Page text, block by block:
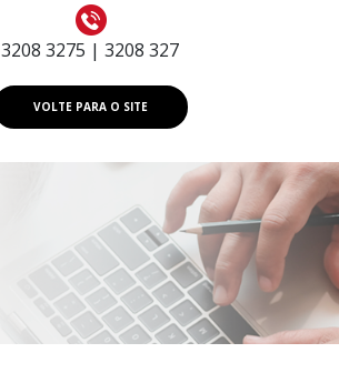
3208 3275 | 3208 327
VOLTE PARA O SITE